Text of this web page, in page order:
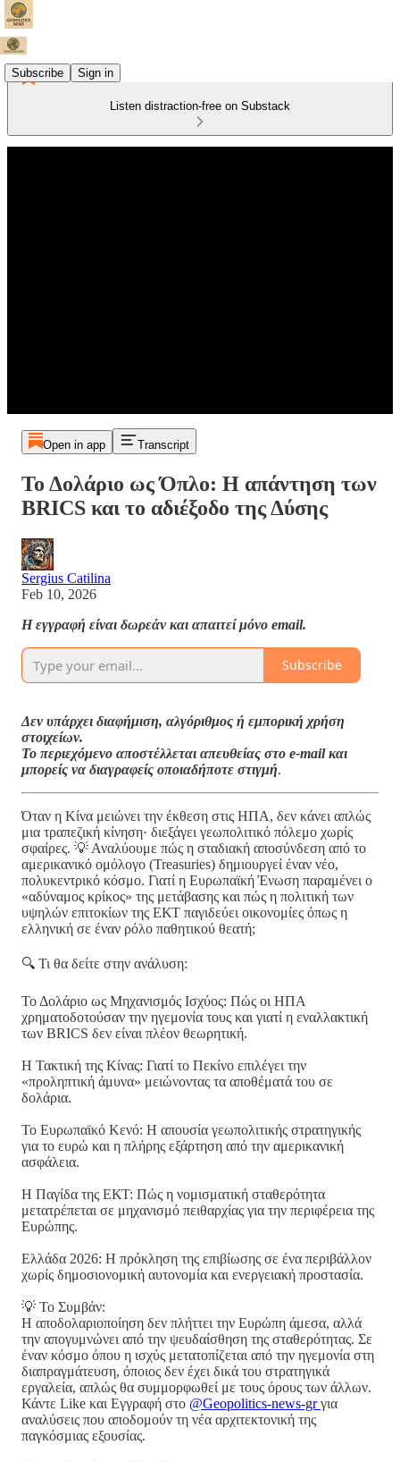
Subscribe Sign in
Listen distraction-free on Substack
Open in app Transcript
Το Δολάριο ως Όπλο: Η απάντηση των
BRICS και το αδιέξοδο της Δύσης
Sergius Catilina
Feb 10, 2026
Η εγγραφή είναι δωρεάν και απαιτεί μόνο email.
Subscribe
Δεν υπάρχει διαφήμιση, αλγόριθμος ή εμπορική χρήση
στοιχείων.
Το περιεχόμενο αποστέλλεται απευθείας στο e-mail και
μπορείς να διαγραφείς οποιαδήποτε στιγμή.
Όταν η Κίνα μειώνει την έκθεση στις ΗΠΑ, δεν κάνει απλώς
μια τραπεζική κίνηση· διεξάγει γεωπολιτικό πόλεμο χωρίς
σφαίρες. 💡 Αναλύουμε πώς η σταδιακή αποσύνδεση από το
αμερικανικό ομόλογο (Treasuries) δημιουργεί έναν νέο,
πολυκεντρικό κόσμο. Γιατί η Ευρωπαϊκή Ένωση παραμένει ο
«αδύναμος κρίκος» της μετάβασης και πώς η πολιτική των
υψηλών επιτοκίων της ΕΚΤ παγιδεύει οικονομίες όπως η
ελληνική σε έναν ρόλο παθητικού θεατή;
🔍 Τι θα δείτε στην ανάλυση:
Το Δολάριο ως Μηχανισμός Ισχύος: Πώς οι ΗΠΑ
χρηματοδοτούσαν την ηγεμονία τους και γιατί η εναλλακτική
των BRICS δεν είναι πλέον θεωρητική.
Η Τακτική της Κίνας: Γιατί το Πεκίνο επιλέγει την
«προληπτική άμυνα» μειώνοντας τα αποθέματά του σε
δολάρια.
Το Ευρωπαϊκό Κενό: Η απουσία γεωπολιτικής στρατηγικής
για το ευρώ και η πλήρης εξάρτηση από την αμερικανική
ασφάλεια.
Η Παγίδα της ΕΚΤ: Πώς η νομισματική σταθερότητα
μετατρέπεται σε μηχανισμό πειθαρχίας για την περιφέρεια της
Ευρώπης.
Ελλάδα 2026: Η πρόκληση της επιβίωσης σε ένα περιβάλλον
χωρίς δημοσιονομική αυτονομία και ενεργειακή προστασία.
💡 Το Συμβάν:
Η αποδολαριοποίηση δεν πλήττει την Ευρώπη άμεσα, αλλά
την απογυμνώνει από την ψευδαίσθηση της σταθερότητας. Σε
έναν κόσμο όπου η ισχύς μετατοπίζεται από την ηγεμονία στη
διαπραγμάτευση, όποιος δεν έχει δικά του στρατηγικά
εργαλεία, απλώς θα συμμορφωθεί με τους όρους των άλλων.
Κάντε Like και Εγγραφή στο @Geopolitics-news-grγια
αναλύσεις που αποδομούν τη νέα αρχιτεκτονική της
παγκόσμιας εξουσίας.